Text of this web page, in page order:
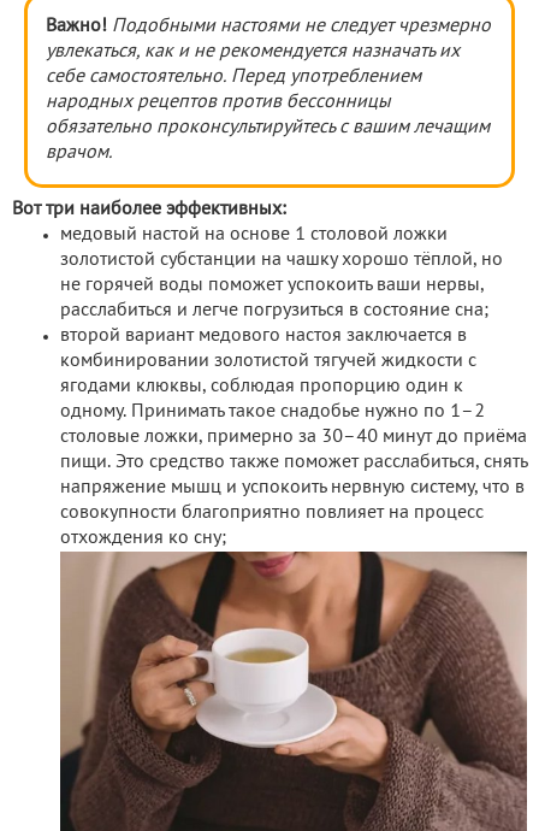
Важно! Подобными настоями не следует чрезмерно
увлекаться, как и не рекомендуется назначать их
себе самостоятельно. Перед употреблением
народных рецептов против бессонницы
обязательно проконсультируйтесь с вашим лечащим
врачом.
Вот три наиболее эффективных:
медовый настой на основе 1 столовой ложки
золотистой субстанции на чашку хорошо тёплой, но
не горячей воды поможет успокоить ваши нервы,
расслабиться и легче погрузиться в состояние сна;
второй вариант медового настоя заключается в
комбинировании золотистой тягучей жидкости с
ягодами клюквы, соблюдая пропорцию один к
одному. Принимать такое снадобье нужно по 1–2
столовые ложки, примерно за 30–40 минут до приёма
пищи. Это средство также поможет расслабиться, снять
напряжение мышц и успокоить нервную систему, что в
совокупности благоприятно повлияет на процесс
отхождения ко сну;